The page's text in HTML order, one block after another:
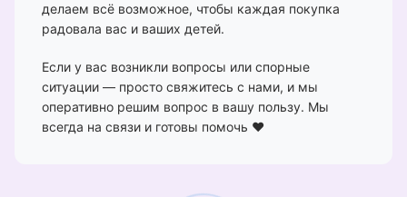
делаем всё возможное, чтобы каждая покупка
радовала вас и ваших детей.
Если у вас возникли вопросы или спорные
ситуации — просто свяжитесь с нами, и мы
оперативно решим вопрос в вашу пользу. Мы
всегда на связи и готовы помочь ❤️